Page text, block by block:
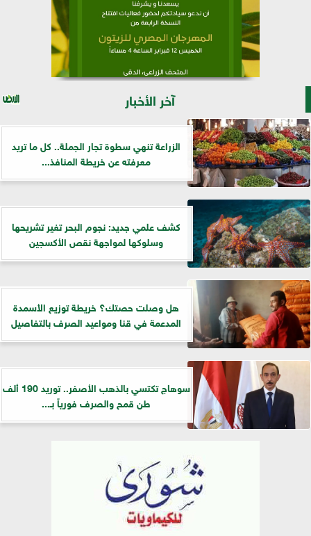
آخر الأخبار
الزراعة تنهي سطوة تجار الجملة.. كل ما تريد
معرفته عن خريطة المنافذ...
كشف علمي جديد: نجوم البحر تغير تشريحها
وسلوكها لمواجهة نقص الأكسجين
هل وصلت حصتك؟ خريطة توزيع الأسمدة
المدعمة في قنا ومواعيد الصرف بالتفاصيل
سوهاج تكتسي بالذهب الأصفر.. توريد 190 ألف
طن قمح والصرف فورياً بـ...